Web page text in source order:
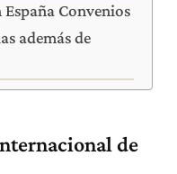
España Convenios
además de
de